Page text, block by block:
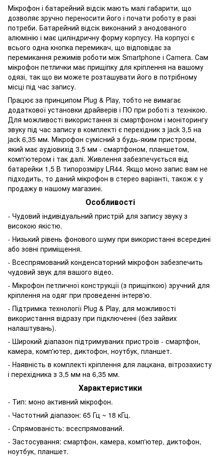
Мікрофон і батарейний відсік мають малі габарити, що
дозволяє зручно переносити його і почати роботу в разі
потреби. Батарейний відсік виконаний з анодованого
алюмінію і має циліндричну форму корпусу. На корпусі є
всього одна кнопка перемикач, що відповідає за
перемикання режимів роботи між Smartphone і Camera. Сам
мікрофон петлички має прищіпку для кріплення на вашому
одязі, так що ви можете розташувати його в потрібному
місці під час запису.
Працює за принципом Plug & Play, тобто не вимагає
додаткової установки драйверів і ПО при роботі з технікою.
Для можливості використання зі смартфоном і моніторингу
звуку під час запису в комплекті є перехідник з jack 3,5 на
jack 6,35 мм. Мікрофон сумісний з будь-яким пристроєм,
який має аудіовихід 3,5 мм - смартфоном, планшетом,
комп'ютером і так далі. Живлення забезпечується від
батарейки 1,5 В типорозміру LR44. Якщо моно запис вам не
підходить, то даний мікрофон в стерео варіанті, також є у
продажу в нашому магазині.
Особливості
- Чудовий індивідуальний пристрій для запису звуку з
високою якістю.
- Низький рівень фонового шуму при використанні всередині
або зовні приміщення.
- Всеспрямований конденсаторний мікрофон забезпечить
чудовий звук для вашого відео.
- Мікрофон петличної конструкції (з прищіпкою) зручний для
кріплення на одяг при проведенні інтерв'ю.
- Підтримка технології Plug & Play, для можливості
використання відразу при підключенні (без зайвих
налаштувань).
- Широкий діапазон підтримуваних пристроїв - смартфон,
камера, комп'ютер, диктофон, ноутбук, планшет.
- Наявність в комплекті кріплення для лацкана, вітрозахисту
і перехідника з 3,5 мм на 6,35 мм.
Характеристики
- Тип: моно активний мікрофон.
- Частотний діапазон: 65 Гц ~ 18 кГц.
- Спрямованість: всеспрямований.
- Застосування: смартфон, камера, комп'ютер, диктофон,
ноутбук, планшет.